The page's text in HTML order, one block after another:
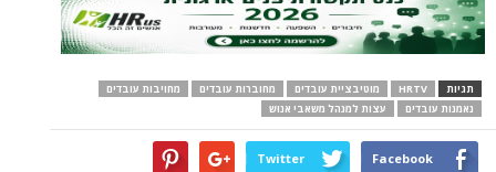
תגיות HRTV מוטיבציית עובדים מחוברות עובדים
מחויבות עובדים
נאמנות עובדים
עצות למנהל משאבי אנוש
Facebook
Twitter